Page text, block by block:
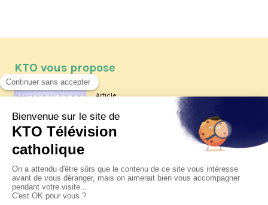
KTO vous propose
Article
Les reportages d'été 2026 de KTO
La visite pastorale du pape Léon
XIV à Assise à suivre sur KTO le
jeudi 6 août